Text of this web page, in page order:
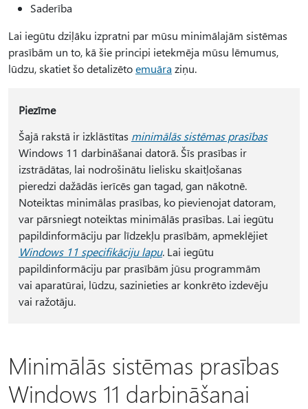
Saderība
Lai iegūtu dziļāku izpratni par mūsu minimālajām sistēmas
prasībām un to, kā šie principi ietekmēja mūsu lēmumus,
lūdzu, skatiet šo detalizētoemuāra ziņu.
Piezīme
Šajā rakstā ir izklāstītas minimālās sistēmas prasības
Windows 11 darbināšanai datorā. Šīs prasības ir
izstrādātas, lai nodrošinātu lielisku skaitļošanas
pieredzi dažādās ierīcēs gan tagad, gan nākotnē.
Noteiktas minimālas prasības, ko pievienojat datoram,
var pārsniegt noteiktas minimālās prasības. Lai iegūtu
papildinformāciju par līdzekļu prasībām, apmeklējiet
Windows 11 specifikāciju lapu. Lai iegūtu
papildinformāciju par prasībām jūsu programmām
vai aparatūrai, lūdzu, sazinieties ar konkrēto izdevēju
vai ražotāju.
Minimālās sistēmas prasības
Windows 11 darbināšanai